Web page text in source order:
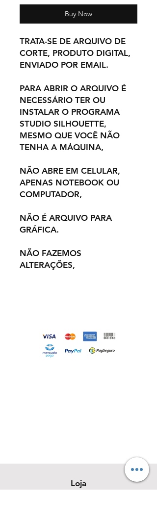
Buy Now
TRATA-SE DE ARQUIVO DE
CORTE, PRODUTO DIGITAL,
ENVIADO POR EMAIL.
PARA ABRIR O ARQUIVO É
NECESSÁRIO TER OU
INSTALAR O PROGRAMA
STUDIO SILHOUETTE,
MESMO QUE VOCÊ NÃO
TENHA A MÁQUINA,
NÃO ABRE EM CELULAR,
APENAS NOTEBOOK OU
COMPUTADOR,
NÃO É ARQUIVO PARA
GRÁFICA.
NÃO FAZEMOS
ALTERAÇÕES,
Loja